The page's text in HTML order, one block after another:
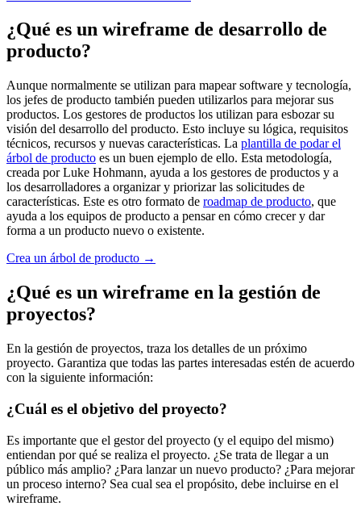
¿Qué es un wireframe de desarrollo de
producto?
Aunque normalmente se utilizan para mapear software y tecnología,
los jefes de producto también pueden utilizarlos para mejorar sus
productos. Los gestores de productos los utilizan para esbozar su
visión del desarrollo del producto. Esto incluye su lógica, requisitos
técnicos, recursos y nuevas características. La plantilla de podar el
árbol de producto es un buen ejemplo de ello. Esta metodología,
creada por Luke Hohmann, ayuda a los gestores de productos y a
los desarrolladores a organizar y priorizar las solicitudes de
características. Este es otro formato de roadmap de producto, que
ayuda a los equipos de producto a pensar en cómo crecer y dar
forma a un producto nuevo o existente.
Crea un árbol de producto →
¿Qué es un wireframe en la gestión de
proyectos?
En la gestión de proyectos, traza los detalles de un próximo
proyecto. Garantiza que todas las partes interesadas estén de acuerdo
con la siguiente información:
¿Cuál es el objetivo del proyecto?
Es importante que el gestor del proyecto (y el equipo del mismo)
entiendan por qué se realiza el proyecto. ¿Se trata de llegar a un
público más amplio? ¿Para lanzar un nuevo producto? ¿Para mejorar
un proceso interno? Sea cual sea el propósito, debe incluirse en el
wireframe.